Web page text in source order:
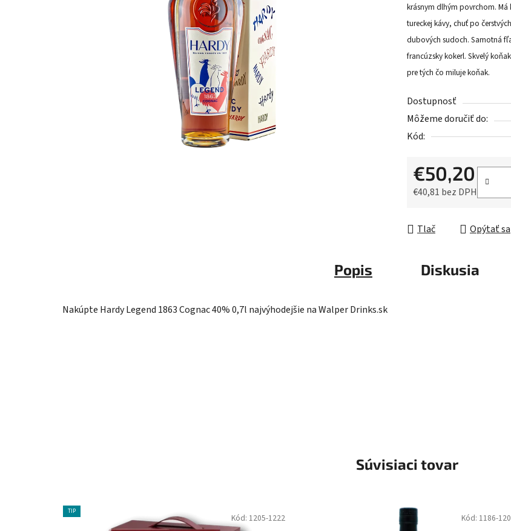
0,0
z
5
hviezdičiek.
krásnym dlhým povrchom.
tureckej kávy, chuť po
dubových sudoch. Samotná
francúzsky kokerl. Skvelý
pre tých čo miluje koňak.
Dostupnosť
Môžeme doručiť do:
Kód:
€50,20
€40,81 bez DPH
Tlač Opýtať sa
Popis Diskusia
Nakúpte Hardy Legend 1863 Cognac 40% 0,7l najvýhodejšie na Walper Drinks.sk
Súvisiaci tovar
TIP
Kód: 1205-1222 Kód: 1186-